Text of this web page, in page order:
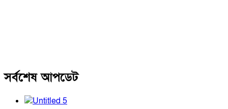
সর্বশেষ আপডেট